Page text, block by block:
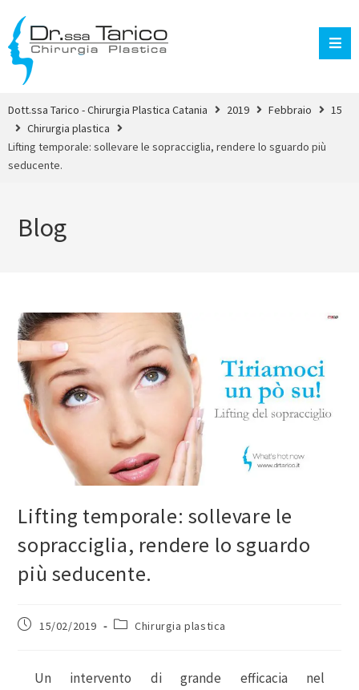
Dott.ssa Tarico - Chirurgia Plastica Catania 2019 Febbraio
15
Chirurgia plastica
Lifting temporale: sollevare le sopracciglia, rendere lo sguardo più
seducente.
Blog
Lifting temporale: sollevare le
sopracciglia, rendere lo sguardo
più seducente.
15/02/2019 Chirurgia plastica
Un intervento di grande efficacia nel